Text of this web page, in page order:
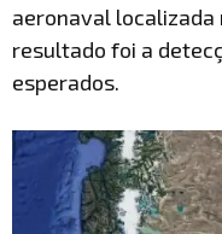
aeronaval localizada
resultado foi a
esperados.